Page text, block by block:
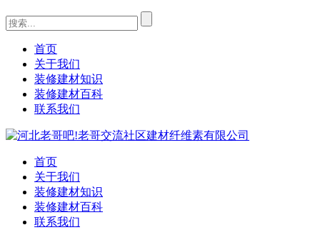
首页
关于我们
装修建材知识
装修建材百科
联系我们
首页
关于我们
装修建材知识
装修建材百科
联系我们